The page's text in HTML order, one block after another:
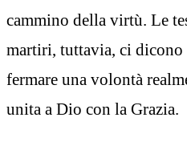
cammino della virtù. Le
martiri, tuttavia, ci dicono
fermare una volontà
unita a Dio con la Grazia.